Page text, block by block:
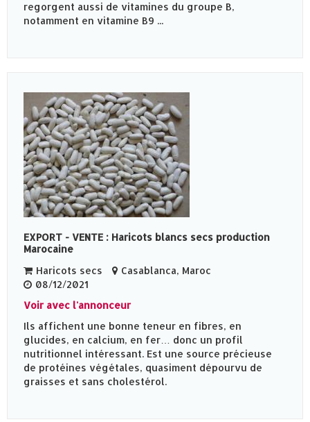
regorgent aussi de vitamines du groupe B,
notamment en vitamine B9 ...
EXPORT - VENTE : Haricots blancs secs production
Marocaine
Haricots secs
Casablanca, Maroc
08/12/2021
Voir avec l'annonceur
Ils affichent une bonne teneur en fibres, en
glucides, en calcium, en fer… donc un profil
nutritionnel intéressant. Est une source précieuse
de protéines végétales, quasiment dépourvu de
graisses et sans cholestérol.